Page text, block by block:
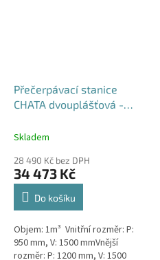
Přečerpávací stanice
CHATA dvouplášťová -
Skladem
28 490 Kč bez DPH
34 473 Kč
Do košíku
Objem: 1m³ Vnitřní rozměr: P:
950 mm, V: 1500 mmVnější
rozměr: P: 1200 mm, V: 1500